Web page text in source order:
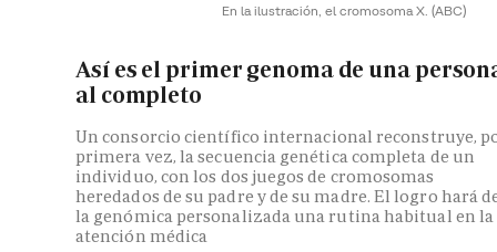
En la ilustración, el cromosoma X. (ABC)
Así es el primer genoma de una
al completo
Un consorcio científico internacional reconstruye,
primera vez, la secuencia genética completa de un
individuo, con los dos juegos de cromosomas
heredados de su padre y de su madre. El logro hará
la genómica personalizada una rutina habitual en la
atención médica